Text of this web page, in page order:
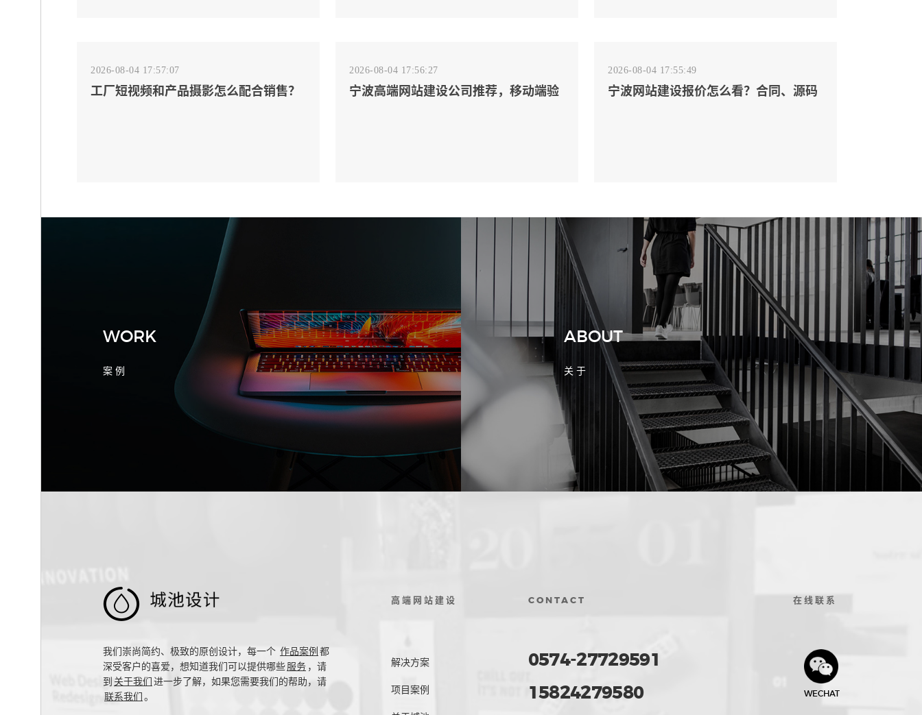
2026-08-04 17:57:07
工厂短视频和产品摄影怎么配合销售？
2026-08-04 17:56:27
宁波高端网站建设公司推荐，移动端验
2026-08-04 17:55:49
宁波网站建设报价怎么看？合同、源码
宁波制造业网站建设公司怎么选？先看
WORK
案 例
ABOUT
关 于

我们崇尚简约、极致的原创设计，每一个 作品案例 都
深受客户的喜爱，想知道我们可以提供哪些 服务 ，请
到 关于我们 进一步了解，如果您需要我们的帮助，请
联系我们 。
高端网站建设
解决方案
项目案例
CONTACT
0574-27729591
15824279580
在线联系
WECHAT